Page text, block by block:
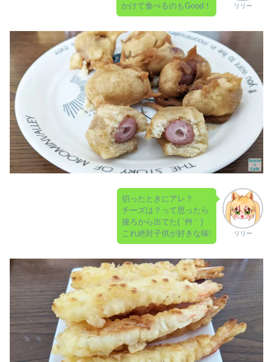
リリー
かけて食べるのもGood！
リリー
切ったときにアレ？
チーズは？って思ったら
後ろから出てた( ´艸｀)
これ絶対子供が好きな味❕